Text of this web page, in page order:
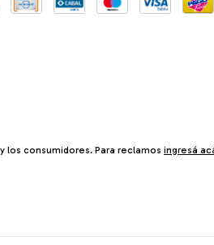
los consumidores. Para reclamos ingresá